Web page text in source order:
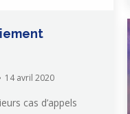
14 avril 2020
cas d’appels